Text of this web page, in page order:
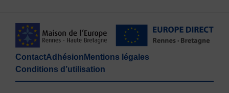
ContactAdhésion Mentions légales
Conditions d’utilisation